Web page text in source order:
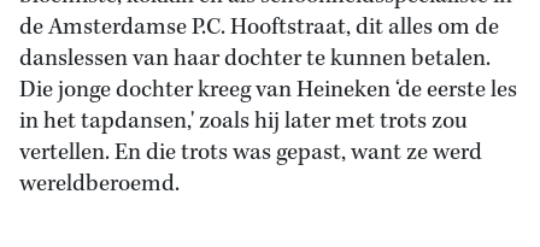
de Amsterdamse P.C. Hooftstraat, dit alles om de
danslessen van haar dochter te kunnen betalen.
Die jonge dochter kreeg van Heineken ‘de eerste les
in het tapdansen,' zoals hij later met trots zou
vertellen. En die trots was gepast, want ze werd
wereldberoemd.